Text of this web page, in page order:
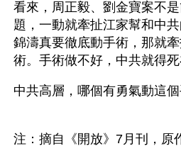
看來，周正毅、劉金寶案不
題，一動就牽扯江家幫和中
錦濤真要徹底動手術，那就
術。手術做不好，中共就得死
中共高層，哪個有勇氣動這個
注：摘自《開放》7月刊，原